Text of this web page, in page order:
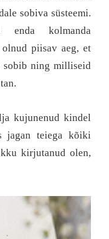
sobiva süsteemi.
enda kolmanda
olnud piisav aeg, et
sobib ning milliseid
kujunenud kindel
jagan teiega kõiki
kirjutanud olen,